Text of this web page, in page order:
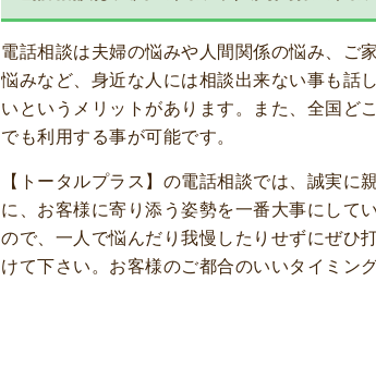
電話相談は夫婦の悩みや人間関係の悩み、ご
悩みなど、身近な人には相談出来ない事も話
いというメリットがあります。また、全国ど
でも利用する事が可能です。
【トータルプラス】の電話相談では、誠実に
に、お客様に寄り添う姿勢を一番大事にして
ので、一人で悩んだり我慢したりせずにぜひ
けて下さい。お客様のご都合のいいタイミン